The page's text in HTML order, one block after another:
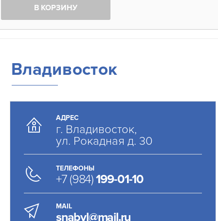
В КОРЗИНУ
Владивосток
АДРЕС
г. Владивосток,
ул. Рокадная д. 30
ТЕЛЕФОНЫ
+7 (984)199-01-10
MAIL
snabvl@mail.ru